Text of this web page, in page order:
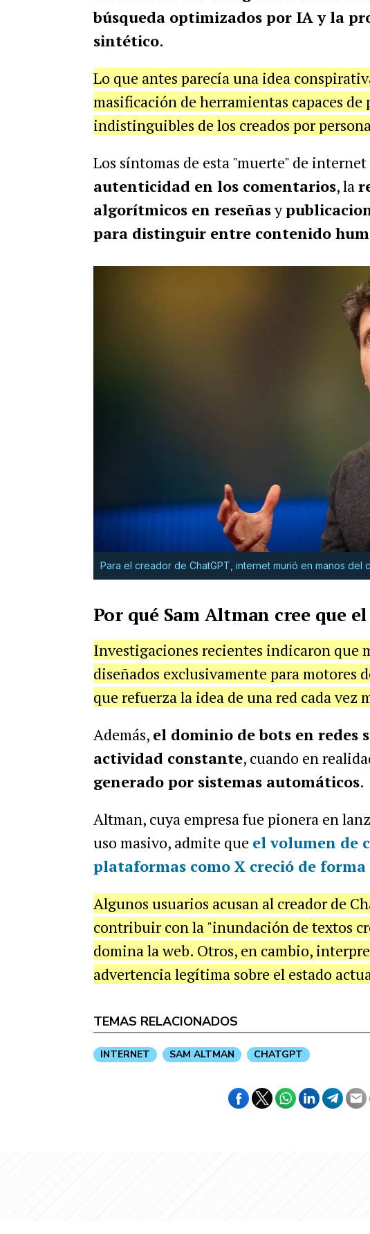
búsqueda optimizados por IA y la
sintético.
Lo que antes parecía una idea
masificación de herramientas capaces
indistinguibles de los creados por
Los síntomas de esta "muerte" de
autenticidad en los comentarios, la
algorítmicos en reseñasy
para distinguir entre contenido
Para el creador de ChatGPT, internet murió en manos
Por qué Sam Altman cree que
Investigaciones recientes indicaron que
diseñados exclusivamente para motores
que refuerza la idea de una red cada vez
Además, el dominio de bots en redes
actividad constante, cuando en
generado por sistemas automáticos.
Altman, cuya empresa fue pionera en
uso masivo, admite que el volumen de
plataformas como X creció de
Algunos usuarios acusan al creador de
contribuir con la "inundación de textos
domina la web. Otros, en cambio,
advertencia legítima sobre el estado
TEMAS RELACIONADOS
INTERNET SAM ALTMAN CHATGPT